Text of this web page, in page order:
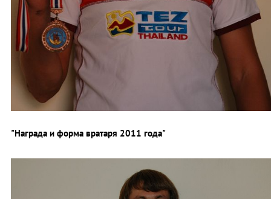
"Награда и форма вратаря 2011 года"